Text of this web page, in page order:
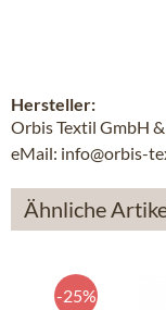
Hersteller:
Orbis Textil GmbH
eMail: info@orbis-
Ähnliche
-25%